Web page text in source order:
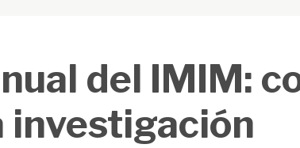
del IMIM: